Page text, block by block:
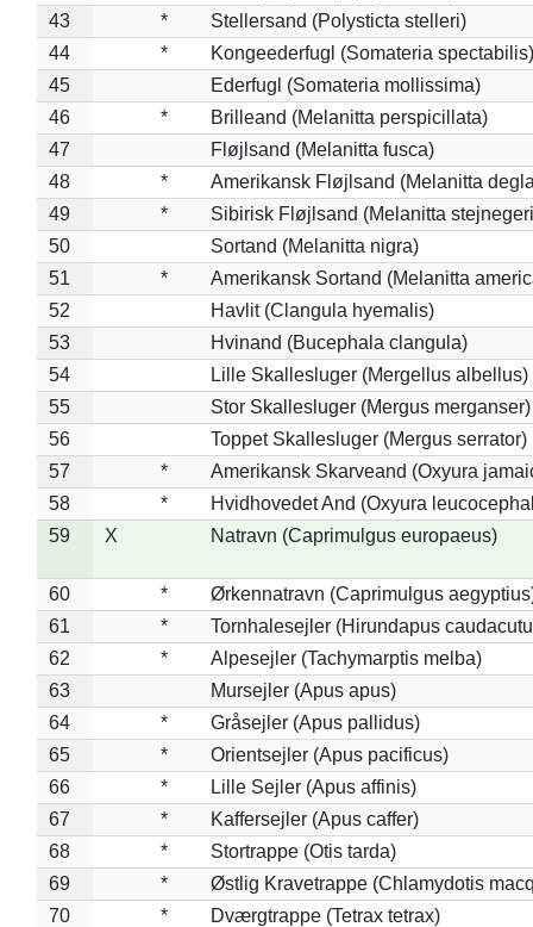
43
*
Stellersand (Polysticta stelleri)
44
*
Kongeederfugl (Somateria spectabilis)
45
Ederfugl (Somateria mollissima)
46
*
Brilleand (Melanitta perspicillata)
47
Fløjlsand (Melanitta fusca)
48
*
Amerikansk Fløjlsand (Melanitta
49
*
Sibirisk Fløjlsand (Melanitta
50
Sortand (Melanitta nigra)
51
*
Amerikansk Sortand (Melanitta
52
Havlit (Clangula hyemalis)
53
Hvinand (Bucephala clangula)
54
Lille Skallesluger (Mergellus albellus)
55
Stor Skallesluger (Mergus merganser)
56
Toppet Skallesluger (Mergus serrator)
57
*
Amerikansk Skarveand (Oxyura
58
*
Hvidhovedet And (Oxyura
59
X Natravn (Caprimulgus europaeus)
60 *
Ørkennatravn (Caprimulgus
61
*
Tornhalesejler (Hirundapus
62
*
Alpesejler (Tachymarptis melba)
63
Mursejler (Apus apus)
64
*
Gråsejler (Apus pallidus)
65
*
Orientsejler (Apus pacificus)
66
*
Lille Sejler (Apus affinis)
67
*
Kaffersejler (Apus caffer)
68
*
Stortrappe (Otis tarda)
69
*
Østlig Kravetrappe (Chlamydotis
70
*
Dværgtrappe (Tetrax tetrax)